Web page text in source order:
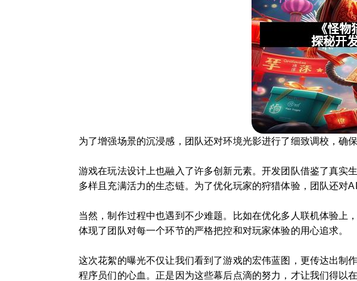
为了增强场景的沉浸感，团队还对环境光影进行了细致调校，确
游戏在玩法设计上也融入了许多创新元素。开发团队借鉴了真实
多样且充满活力的生态链。为了优化玩家的狩猎体验，团队还对
当然，制作过程中也遇到不少难题。比如在优化多人联机体验上
体现了团队对每一个环节的严格把控和对玩家体验的用心追求。
这次花絮的曝光不仅让我们看到了游戏的宏伟蓝图，更传达出制
程序员们的心血。正是因为这些幕后点滴的努力，才让我们得以